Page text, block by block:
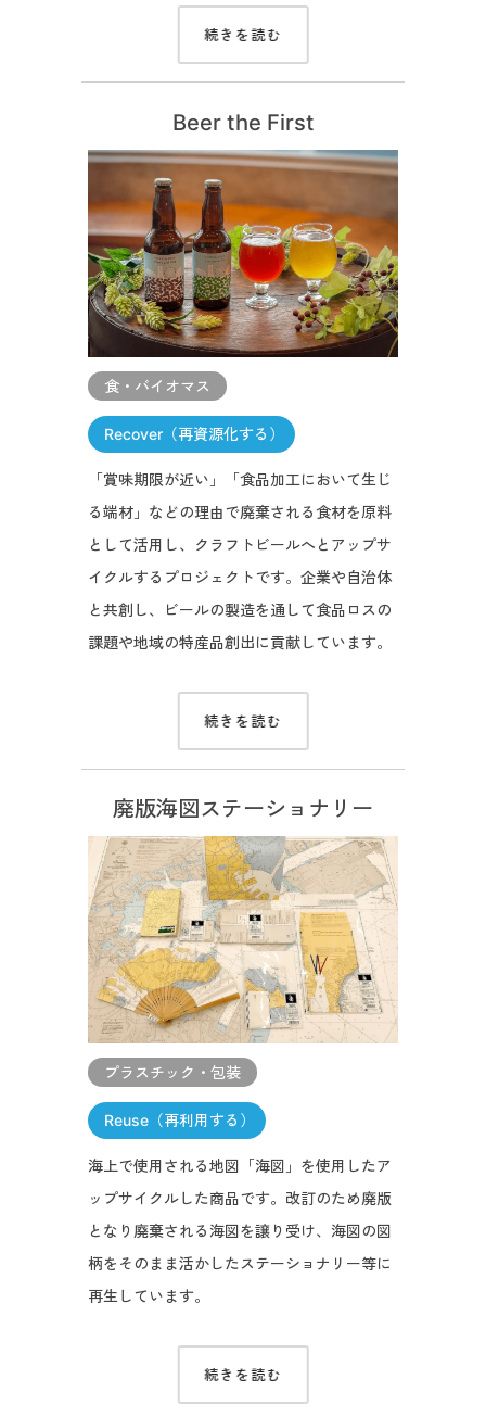
続きを読む
Beer the First
食・バイオマス
Recover（再資源化する）
「賞味期限が近い」「食品加工において生じ
る端材」などの理由で廃棄される食材を原料
として活用し、クラフトビールへとアップサ
イクルするプロジェクトです。企業や自治体
と共創し、ビールの製造を通して食品ロスの
課題や地域の特産品創出に貢献しています。
続きを読む
廃版海図ステーショナリー
プラスチック・包装
Reuse（再利用する）
海上で使用される地図「海図」を使用したア
ップサイクルした商品です。改訂のため廃版
となり廃棄される海図を譲り受け、海図の図
柄をそのまま活かしたステーショナリー等に
再生しています。
続きを読む